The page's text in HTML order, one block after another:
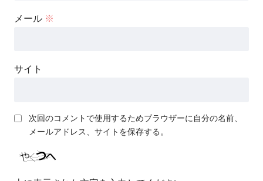
メール ※
サイト
次回のコメントで使用するためブラウザーに自分の名前、
メールアドレス、サイトを保存する。